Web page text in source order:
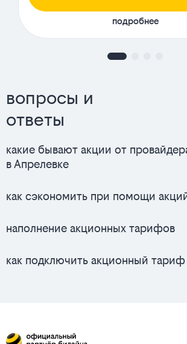
подробнее
вопросы и
ответы
какие бывают акции от
в Апрелевке
как сэкономить при помощи
наполнение акционных тарифов
как подключить акционный тариф